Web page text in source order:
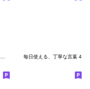
毎日使える、丁寧な言葉 4